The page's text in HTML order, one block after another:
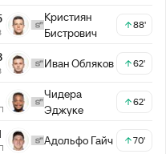
Кристиян
Бистрович
88'
Иван Обляков 62'
Чидера
Эджуке
62'
Адольфо Гайч 70'